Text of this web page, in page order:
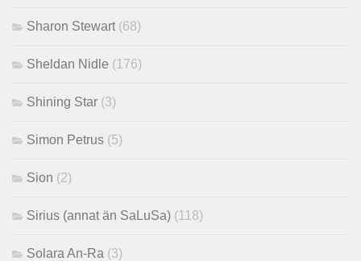
Sharon Stewart (68)
Sheldan Nidle (176)
Shining Star (3)
Simon Petrus (5)
Sion (2)
Sirius (annat än SaLuSa) (118)
Solara An-Ra (3)